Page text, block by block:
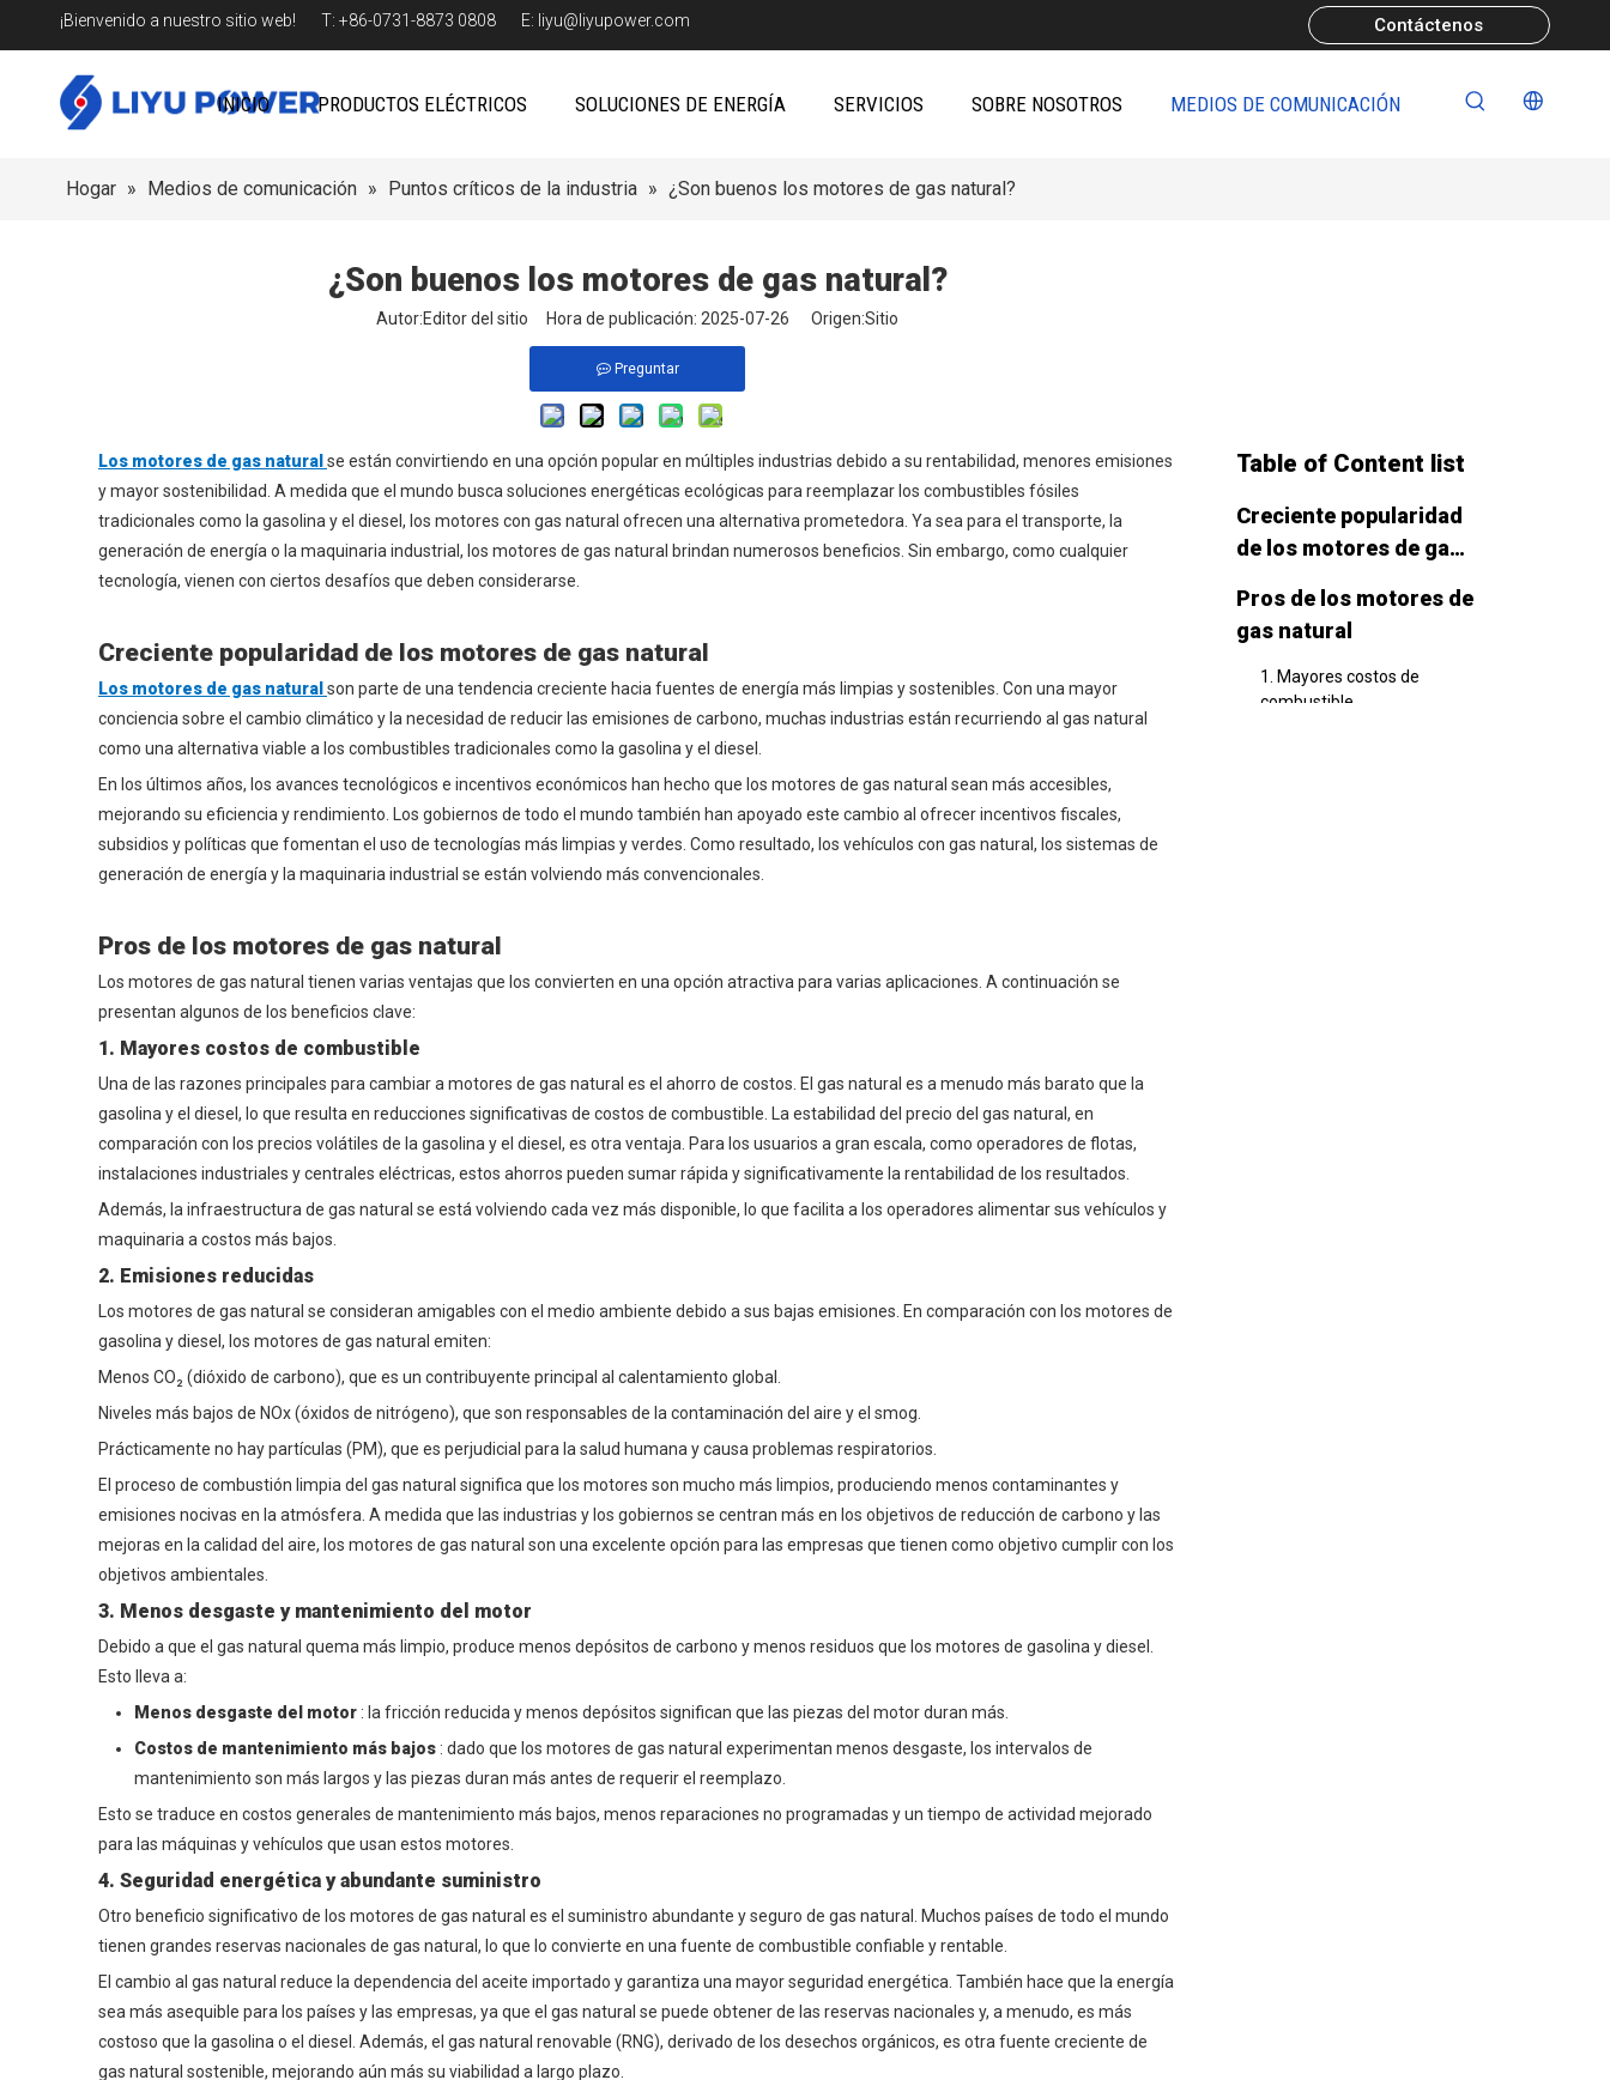
¡Bienvenido a nuestro sitio web! T: +86-0731-8873 0808 E: liyu@liyupower.com Contáctenos
INICIO PRODUCTOS ELÉCTRICOS SOLUCIONES DE ENERGÍA SERVICIOS SOBRE NOSOTROS MEDIOS DE COMUNICACIÓN
Hogar » Medios de comunicación » Puntos críticos de la industria » ¿Son buenos los motores de gas natural?
¿Son buenos los motores de gas natural?
Autor:Editor del sitio Hora de publicación: 2025-07-26 Origen:Sitio
Preguntar
Los motores de gas natural se están convirtiendo en una opción popular en múltiples industrias debido a su rentabilidad, menores emisiones
y mayor sostenibilidad. A medida que el mundo busca soluciones energéticas ecológicas para reemplazar los combustibles fósiles
tradicionales como la gasolina y el diesel, los motores con gas natural ofrecen una alternativa prometedora. Ya sea para el transporte, la
generación de energía o la maquinaria industrial, los motores de gas natural brindan numerosos beneficios. Sin embargo, como cualquier
tecnología, vienen con ciertos desafíos que deben considerarse.
Creciente popularidad de los motores de gas natural
Los motores de gas natural son parte de una tendencia creciente hacia fuentes de energía más limpias y sostenibles. Con una mayor
conciencia sobre el cambio climático y la necesidad de reducir las emisiones de carbono, muchas industrias están recurriendo al gas natural
como una alternativa viable a los combustibles tradicionales como la gasolina y el diesel.
En los últimos años, los avances tecnológicos e incentivos económicos han hecho que los motores de gas natural sean más accesibles,
mejorando su eficiencia y rendimiento. Los gobiernos de todo el mundo también han apoyado este cambio al ofrecer incentivos fiscales,
subsidios y políticas que fomentan el uso de tecnologías más limpias y verdes. Como resultado, los vehículos con gas natural, los sistemas de
generación de energía y la maquinaria industrial se están volviendo más convencionales.
Pros de los motores de gas natural
Los motores de gas natural tienen varias ventajas que los convierten en una opción atractiva para varias aplicaciones. A continuación se
presentan algunos de los beneficios clave:
1. Mayores costos de combustible
Una de las razones principales para cambiar a motores de gas natural es el ahorro de costos. El gas natural es a menudo más barato que la
gasolina y el diesel, lo que resulta en reducciones significativas de costos de combustible. La estabilidad del precio del gas natural, en
comparación con los precios volátiles de la gasolina y el diesel, es otra ventaja. Para los usuarios a gran escala, como operadores de flotas,
instalaciones industriales y centrales eléctricas, estos ahorros pueden sumar rápida y significativamente la rentabilidad de los resultados.
Además, la infraestructura de gas natural se está volviendo cada vez más disponible, lo que facilita a los operadores alimentar sus vehículos y
maquinaria a costos más bajos.
2. Emisiones reducidas
Los motores de gas natural se consideran amigables con el medio ambiente debido a sus bajas emisiones. En comparación con los motores de
gasolina y diesel, los motores de gas natural emiten:
Menos CO₂ (dióxido de carbono), que es un contribuyente principal al calentamiento global.
Niveles más bajos de NOx (óxidos de nitrógeno), que son responsables de la contaminación del aire y el smog.
Prácticamente no hay partículas (PM), que es perjudicial para la salud humana y causa problemas respiratorios.
El proceso de combustión limpia del gas natural significa que los motores son mucho más limpios, produciendo menos contaminantes y
emisiones nocivas en la atmósfera. A medida que las industrias y los gobiernos se centran más en los objetivos de reducción de carbono y las
mejoras en la calidad del aire, los motores de gas natural son una excelente opción para las empresas que tienen como objetivo cumplir con los
objetivos ambientales.
3. Menos desgaste y mantenimiento del motor
Debido a que el gas natural quema más limpio, produce menos depósitos de carbono y menos residuos que los motores de gasolina y diesel.
Esto lleva a:
Menos desgaste del motor : la fricción reducida y menos depósitos significan que las piezas del motor duran más.
Costos de mantenimiento más bajos : dado que los motores de gas natural experimentan menos desgaste, los intervalos de
mantenimiento son más largos y las piezas duran más antes de requerir el reemplazo.
Esto se traduce en costos generales de mantenimiento más bajos, menos reparaciones no programadas y un tiempo de actividad mejorado
para las máquinas y vehículos que usan estos motores.
4. Seguridad energética y abundante suministro
Otro beneficio significativo de los motores de gas natural es el suministro abundante y seguro de gas natural. Muchos países de todo el mundo
tienen grandes reservas nacionales de gas natural, lo que lo convierte en una fuente de combustible confiable y rentable.
El cambio al gas natural reduce la dependencia del aceite importado y garantiza una mayor seguridad energética. También hace que la energía
sea más asequible para los países y las empresas, ya que el gas natural se puede obtener de las reservas nacionales y, a menudo, es más
costoso que la gasolina o el diesel. Además, el gas natural renovable (RNG), derivado de los desechos orgánicos, es otra fuente creciente de
gas natural sostenible, mejorando aún más su viabilidad a largo plazo.
Table of Content list
Creciente popularidad
de los motores de gas
Pros de los motores de
gas natural
1. Mayores costos de
combustible